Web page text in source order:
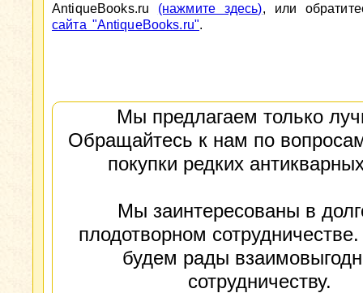
AntiqueBooks.ru (нажмите здесь), или
сайта "AntiqueBooks.ru".
Мы предлагаем только
Обращайтесь к нам по
покупки редких
Мы заинтересованы в
плодотворном
будем рады
сотрудничеству.